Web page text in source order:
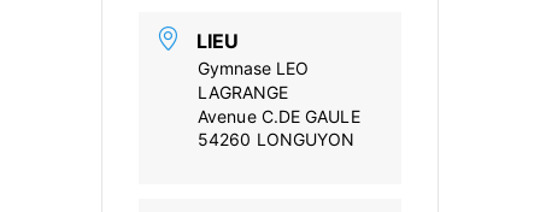
LIEU
Gymnase LEO
LAGRANGE
Avenue C.DE GAULE
54260 LONGUYON